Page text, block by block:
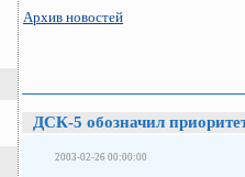
Архив новостей
ДСК-5 обозначил
2003-02-26 00:00:00